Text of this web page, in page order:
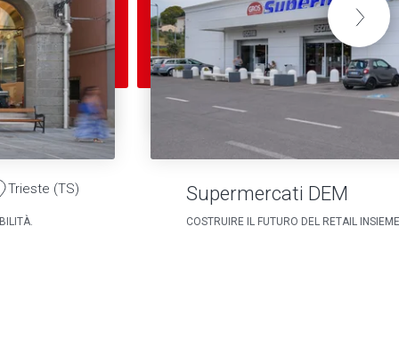
Trieste (TS) Supermercati DEM
COSTRUIRE IL FUTURO DEL RETAIL